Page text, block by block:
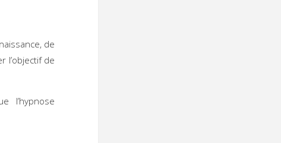
de
l’objectif de
l’hypnose